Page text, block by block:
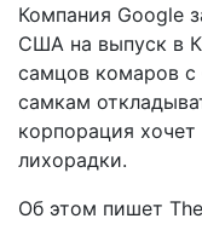
Компания Google
США на выпуск в
самцов комаров с
самкам
корпорация
лихорадки.
Oб этом пишет